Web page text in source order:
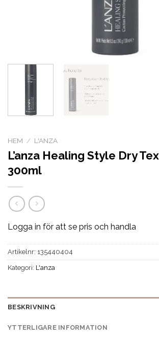
HEM / L'ANZA
L’anza Healing Style Dry
300ml
Logga in för att se pris och handla
Artikelnr: 135440404
Kategori: L'anza
BESKRIVNING
YTTERLIGARE INFORMATION